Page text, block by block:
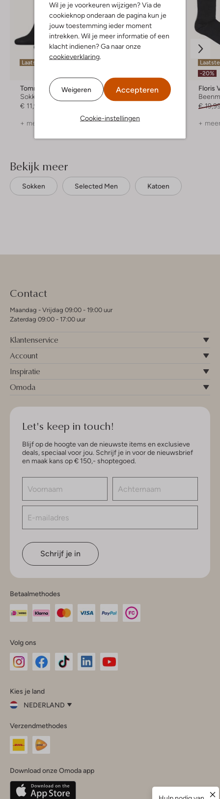
Wil je je voorkeuren wijzigen? Via de
cookieknop onderaan de pagina kun je
jouw toestemming ieder moment
intrekken. Wil je meer informatie of een
klacht indienen? Ga naar onze
cookieverklaring.
Weigeren Accepteren
Cookie-instellingen
Laatste maten
Tommy Hilfiger
Sokken
€ 11,99
+ meer kleuren
Floris Van Bommel
+ meer kleuren
-20%
Floris
€
+
Bekijk meer
Sokken Selected Men Katoen
Contact
Maandag - Vrijdag 09:00 - 19:00 uur
Zaterdag 09:00 - 17:00 uur
Klantenservice
Account
Inspiratie
Omoda
Let's keep in touch!
Blijf op de hoogte van de nieuwste items en exclusieve
deals, speciaal voor jou. Schrijf je in voor de nieuwsbrief
en maak kans op € 150,- shoptegoed.
Schrijf je in
Betaalmethodes
Volg ons
InstagramFacebook
Kies je land
NEDERLAND
je
land
Nederland
Belgique(Français)
Deutschland
Verzendmethodes
Download onze Omoda app